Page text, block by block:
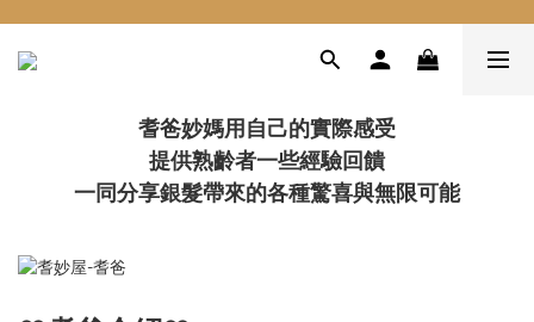
耆爸妙媽用自己的實際感受
提供熟齡者一些經驗回饋
一同分享銀髮帶來的各種驚喜與無限可能